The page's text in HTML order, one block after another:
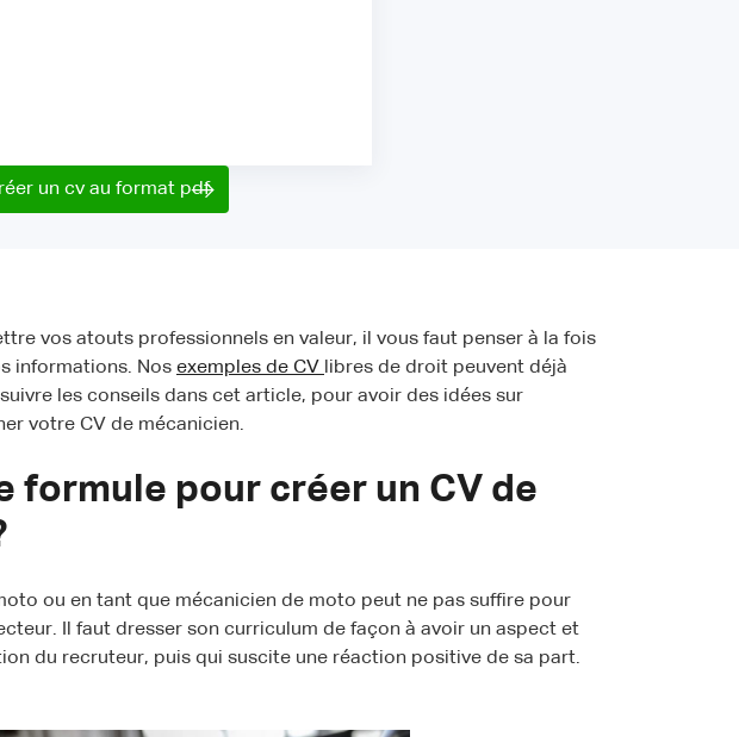
un cv au format pdf
vos atouts professionnels en valeur, il vous faut penser à la fois
informations. Nos exemples de CV
libres de droit peuvent déjà
les conseils dans cet article, pour avoir des idées sur
votre CV de mécanicien.
formule pour créer un CV de
ou en tant que mécanicien de moto peut ne pas suffire pour
Il faut dresser son curriculum de façon à avoir un aspect et
du recruteur, puis qui suscite une réaction positive de sa part.